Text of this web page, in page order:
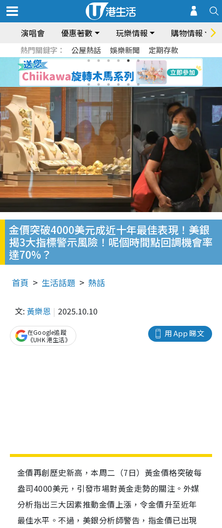
演唱會 優惠著數 玩樂情報 購物情報
熱門關鍵字： 公屋熱話 娛樂新聞 定期存款
金價突破4000美元成近十年最佳表現！美銀
揭3大指標警示風險！呢個時間點回調機會率
達70%？
首頁 生活話題 熱話
文: 黃樂恩 2025.10.10
用 App 睇文
在Google追蹤
《UHK 港生活》
金價再創歷史新高，本周二（7日）黃金價格突破每
盎司4000美元，引發市場對黃金走勢的關注。外媒
分析指出三大因素推動金價上漲，令金價升至近年
最佳水平。不過，美銀分析師警告，指金價已出現